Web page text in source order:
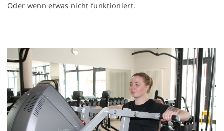
Oder wenn etwas nicht funktioniert.